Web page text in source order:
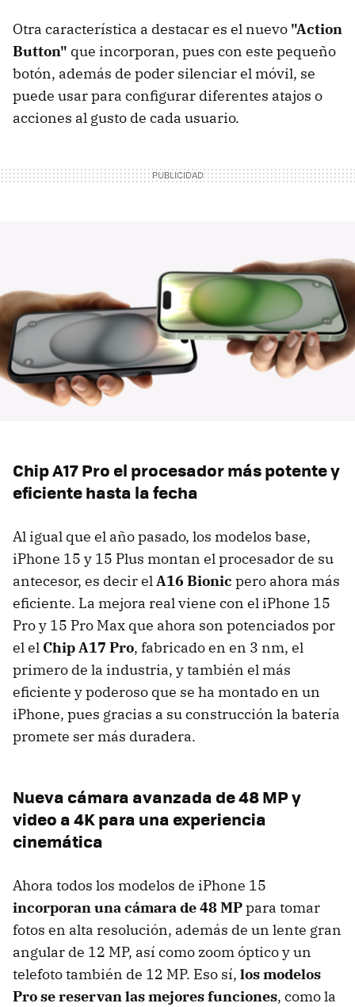
Otra característica a destacar es el nuevo "Action
Button" que incorporan, pues con este pequeño
botón, además de poder silenciar el móvil, se
puede usar para configurar diferentes atajos o
acciones al gusto de cada usuario.
Chip A17 Pro el procesador más potente y
eficiente hasta la fecha
Al igual que el año pasado, los modelos base,
iPhone 15 y 15 Plus montan el procesador de su
antecesor, es decir elA16 Bionic pero ahora más
eficiente. La mejora real viene con el iPhone 15
Pro y 15 Pro Max que ahora son potenciados por
el el Chip A17 Pro, fabricado en en 3 nm, el
primero de la industria, y también el más
eficiente y poderoso que se ha montado en un
iPhone, pues gracias a su construcción la batería
promete ser más duradera.
Nueva cámara avanzada de 48 MP y
video a 4K para una experiencia
cinemática
Ahora todos los modelos de iPhone 15
incorporan una cámara de 48 MPpara tomar
fotos en alta resolución, además de un lente gran
angular de 12 MP, así como zoom óptico y un
telefoto también de 12 MP. Eso sí, los modelos
Pro se reservan las mejores funciones, como la